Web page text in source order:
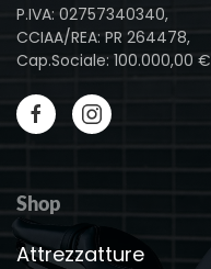
P.IVA: 02757340340,
CCIAA/REA: PR 264478,
Cap.Sociale: 100.000,00 €
Shop
Attrezzatture